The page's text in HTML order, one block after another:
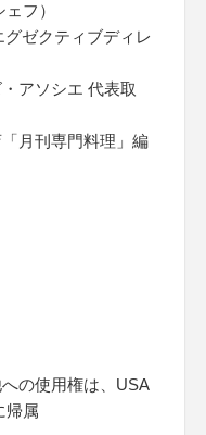
フ）
ゼクティブディレ
アソシエ 代表取
月刊専門料理」編
の使用権は、USA
帰属